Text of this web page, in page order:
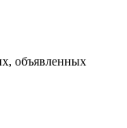
объявленных